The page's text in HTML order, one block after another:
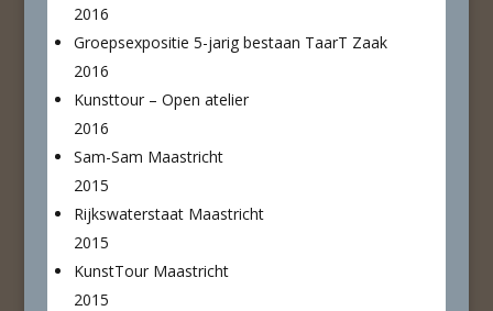
2016
Groepsexpositie 5-jarig bestaan TaarT Zaak
2016
Kunsttour – Open atelier
2016
Sam-Sam Maastricht
2015
Rijkswaterstaat Maastricht
2015
KunstTour Maastricht
2015